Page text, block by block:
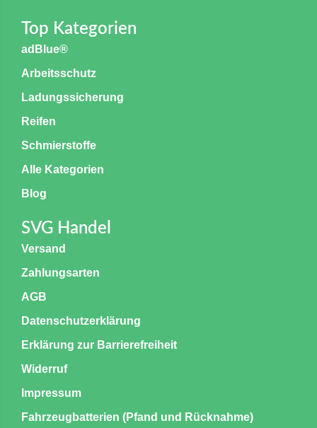
Top Kategorien
adBlue®
Arbeitsschutz
Ladungssicherung
Reifen
Schmierstoffe
Alle Kategorien
Blog
SVG Handel
Versand
Zahlungsarten
AGB
Datenschutzerklärung
Erklärung zur Barrierefreiheit
Widerruf
Impressum
Fahrzeugbatterien (Pfand und Rücknahme)